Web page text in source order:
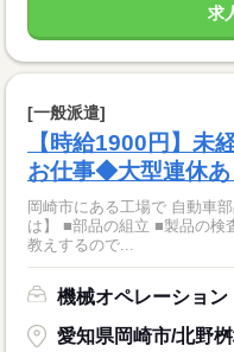
求
[一般派遣]
【時給1900円】未
お仕事◆大型連休あ
岡崎市にある工場で 自動車部品の
は】 ■部品の組立 ■製品の検査 など 細かい作業は
教えするので...
機械オペレーション
愛知県岡崎市/北野桝